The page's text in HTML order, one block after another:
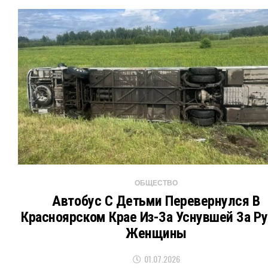
ОБЩЕСТВО
Автобус С Детьми Перевернулся В
Красноярском Крае Из-За Уснувшей За
Женщины
01.07.2026